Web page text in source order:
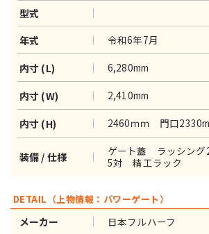
型式
年式
令和6年7月
内寸 (L) 6,280mm
内寸 (W) 2,410mm
内寸 (H) 2460ｍｍ 門口
装備 / 仕様
ゲート蓋 ラッシン
5対 精工ラック
DETAIL（上物情報：パワーゲート）
メーカー
日本フルハーフ